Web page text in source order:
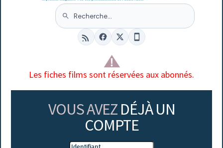
Les fiches films sont réservées aux abonnés.
VOUS AVEZ DÉJÀ UN
COMPTE